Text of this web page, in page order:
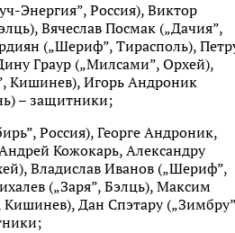
Энергия”, Россия), Виктор
Вячеслав Посмак („Дачия”,
(„Шериф”, Тирасполь),
Граур („Милсами”, Орхей),
Кишинев), Игорь Андроник
– защитники;
Россия), Георге Андроник,
Кожокарь, Александру
Владислав Иванов („Шериф”,
(„Заря”, Бэлць), Максим
Дан Спэтару